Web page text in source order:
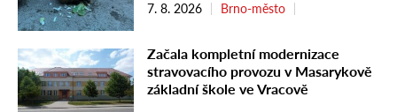
7. 8. 2026 Brno-město
Začala kompletní modernizace
stravovacího provozu v Masarykově
základní škole ve Vracově